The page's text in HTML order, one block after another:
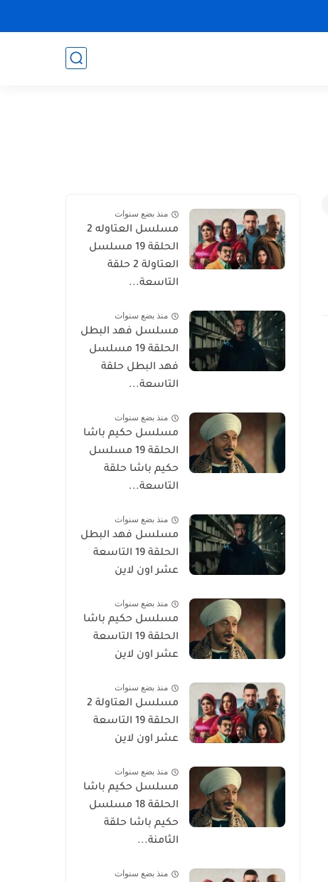
منذ بضع سنوات
مسلسل العتاوله 2
الحلقة 19 مسلسل
العتاولة 2 حلقة
التاسعة...
منذ بضع سنوات
مسلسل فهد البطل
الحلقة 19 مسلسل
فهد البطل حلقة
التاسعة...
منذ بضع سنوات
مسلسل حكيم باشا
الحلقة 19 مسلسل
حكيم باشا حلقة
التاسعة...
منذ بضع سنوات
مسلسل فهد البطل
الحلقة 19 التاسعة
عشر اون لاين
منذ بضع سنوات
مسلسل حكيم باشا
الحلقة 19 التاسعة
عشر اون لاين
منذ بضع سنوات
مسلسل العتاولة 2
الحلقة 19 التاسعة
عشر اون لاين
منذ بضع سنوات
مسلسل حكيم باشا
الحلقة 18 مسلسل
حكيم باشا حلقة
الثامنة...
منذ بضع سنوات